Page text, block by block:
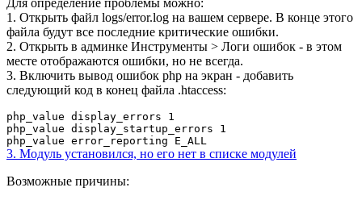
1. Открыть файл logs/error.log на вашем сервере. В конце этого
файла будут все последние критические ошибки.
2. Открыть в админке Инструменты > Логи ошибок - в этом
месте отображаются ошибки, но не всегда.
3. Включить вывод ошибок php на экран - добавить
следующий код в конец файла .htaccess:
php_value display_errors 1
php_value display_startup_errors 1
php_value error_reporting E_ALL
3. Модуль установился, но его нет в списке модулей
Возможные причины: